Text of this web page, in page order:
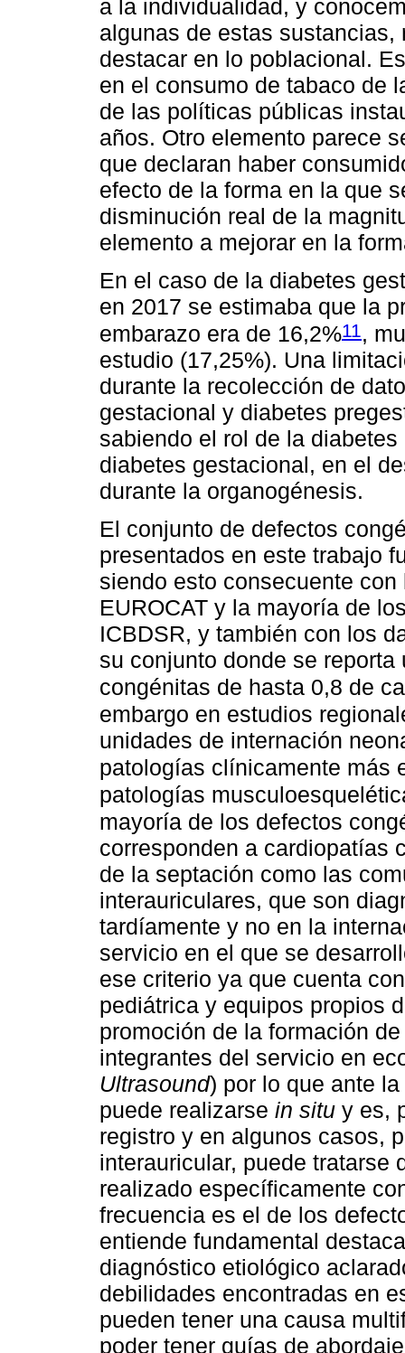
a la individualidad, y
algunas de estas
destacar en lo poblacional.
en el consumo de tabaco de
de las políticas públicas
años. Otro elemento parece
que declaran haber
efecto de la forma en la que
disminución real de la
elemento a mejorar en la
En el caso de la diabetes
en 2017 se estimaba que la
embarazo era de 16,2%11,
estudio (17,25%). Una
durante la recolección de
gestacional y diabetes
sabiendo el rol de la
diabetes gestacional, en el
durante la organogénesis.
El conjunto de defectos
presentados en este trabajo
siendo esto consecuente
EUROCAT y la mayoría de
ICBDSR, y también con los
su conjunto donde se
congénitas de hasta 0,8 de
embargo en estudios
unidades de internación
patologías clínicamente más
patologías
mayoría de los defectos
corresponden a cardiopatías
de la septación como las
interauriculares, que son
tardíamente y no en la
servicio en el que se
ese criterio ya que cuenta
pediátrica y equipos propios
promoción de la formación
integrantes del servicio en
Ultrasound) por lo que ante
puede realizarse in situ y es,
registro y en algunos casos,
interauricular, puede tratarse
realizado específicamente
frecuencia es el de los
entiende fundamental
diagnóstico etiológico
debilidades encontradas en
pueden tener una causa
poder tener guías de